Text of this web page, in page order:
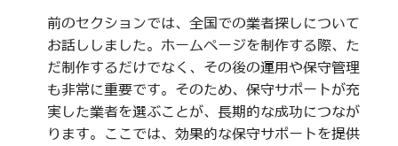
前のセクションでは、全国での業者探しについて
お話ししました。ホームページを制作する際、た
だ制作するだけでなく、その後の運用や保守管理
も非常に重要です。そのため、保守サポートが充
実した業者を選ぶことが、長期的な成功につなが
ります。ここでは、効果的な保守サポートを提供